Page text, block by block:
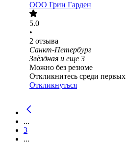
ООО Грин Гарден
5.0
•
2 отзыва
Санкт-Петербург
Звёздная и еще 3
Можно без резюме
Откликнитесь среди первых
Откликнуться
...
3
...